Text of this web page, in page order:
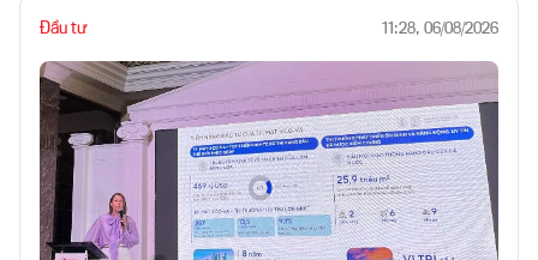
Đầu tư 11:28, 06/08/2026